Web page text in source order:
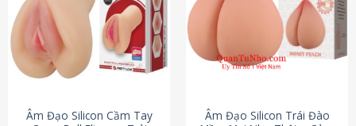
Âm Đạo Silicon Cầm Tay
Âm Đạo Silicon Trái Đào